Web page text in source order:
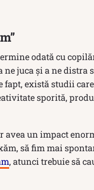
odată cu
juca și a ne distra
fapt, există studii
sporită,
un impact
să fim mai
, atunci trebuie să